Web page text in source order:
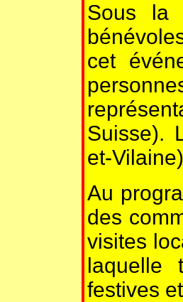
Sous la
cet
Suisse).
et-
Au
des
visites
laquelle
festives